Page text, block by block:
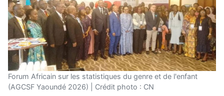
Forum Africain sur les statistiques du genre et de l'enfant
(AGCSF Yaoundé 2026) | Crédit photo : CN